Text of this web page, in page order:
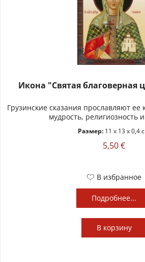
Икона "Святая благоверная
Грузинские сказания прославляют
мудрость, религиозность
Размер:11 x 13 x 0,4
5,50 €
В избранное
Подробнее...
В корзину